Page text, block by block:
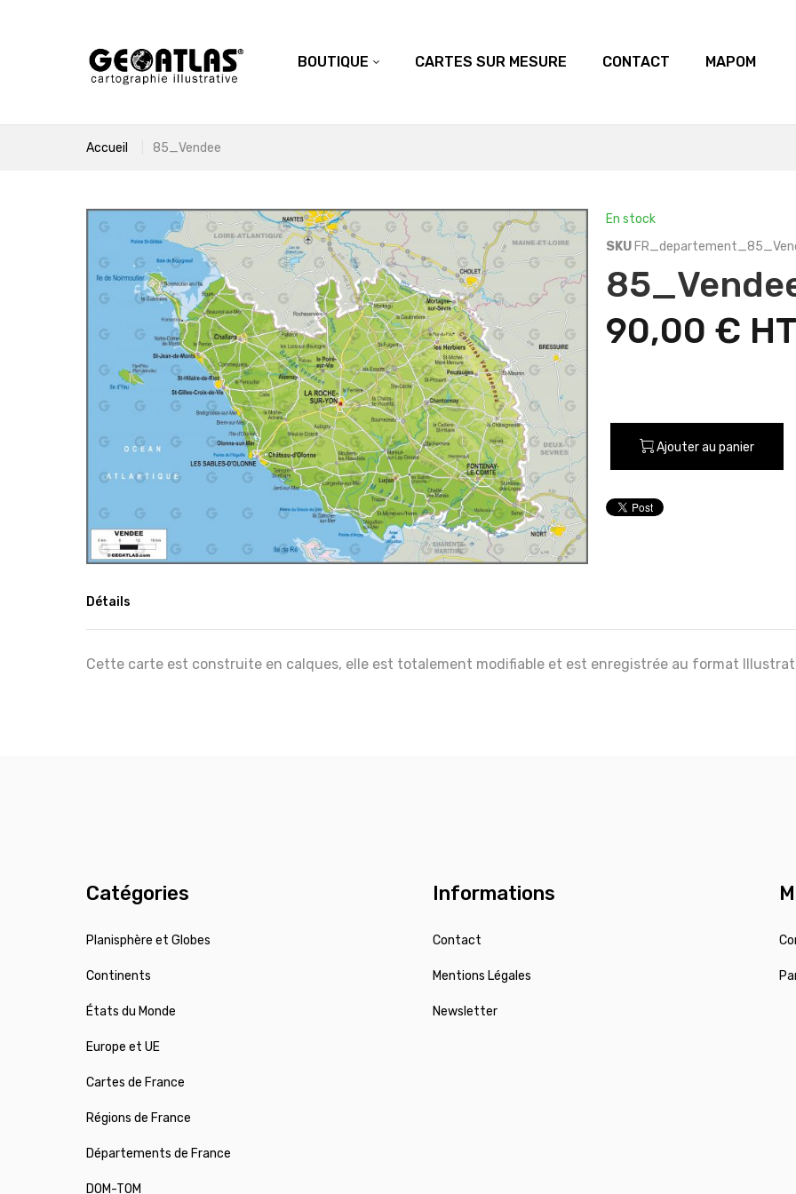
BOUTIQUE CARTES SUR MESURE CONTACT MAPOM
Accueil 85_Vendee
En stock
SKU
90,00 €
Ajouter au panier
Détails
Cette carte est construite en calques, elle est totalement modifiable et est enregistrée au format
Catégories
Planisphère et Globes
Continents
États du Monde
Europe et UE
Cartes de France
Régions de France
Départements de France
DOM-TOM
Informations
Contact
Mentions Légales
Newsletter